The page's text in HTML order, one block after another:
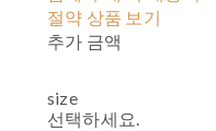
절약 상품 보기
추가 금액
size
선택하세요.